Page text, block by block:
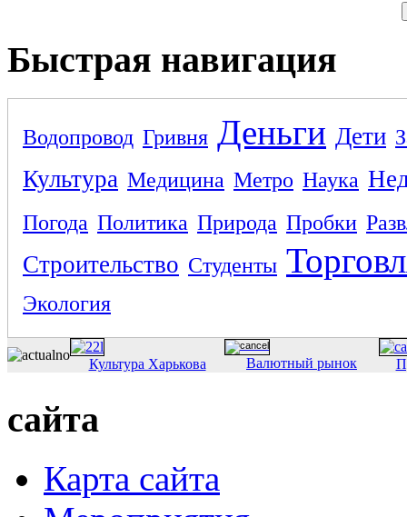
Быстрая навигация
Водопровод Гривня Деньги Дети
Культура Медицина Метро Наука
Погода Политика Природа Пробки
Строительство Студенты
Экология
Культура Харькова Валютный рынок
сайта
Карта сайта